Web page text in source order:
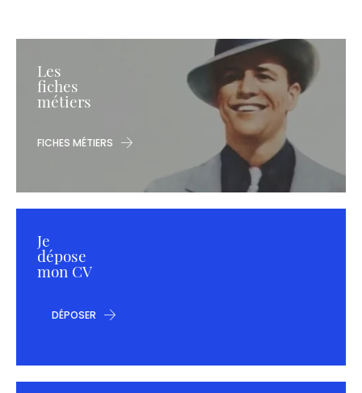
Les
fiches
métiers
FICHES MÉTIERS
Je
dépose
mon CV
DÉPOSER